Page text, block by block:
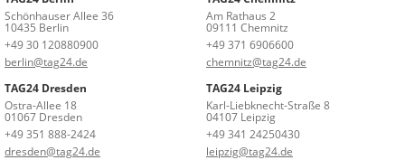
Schönhauser Allee 36
10435 Berlin
+49 30 120880900
berlin@tag24.de
Am Rathaus 2
09111 Chemnitz
+49 371 6906600
chemnitz@tag24.de
TAG24 Dresden
Ostra-Allee 18
01067 Dresden
+49 351 888-2424
dresden@tag24.de
TAG24 Leipzig
Karl-Liebknecht-Straße 8
04107 Leipzig
+49 341 24250430
leipzig@tag24.de